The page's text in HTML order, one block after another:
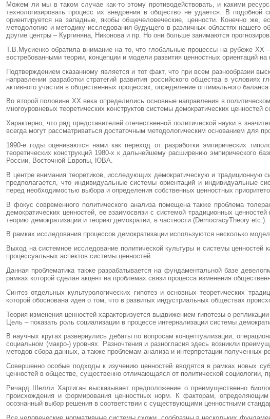
Можем ли мы в таком случае как-то этому противодействовать, и какими
технологизировать процесс их внедрения в общество не удается. В
ориентируется на западные, якобы общечеловеческие, ценности. Конечно же,
методологию и методику исследования будущего в различных областях
другие центры – Кургиняна, Никонова и пр. Но они больше занимаются
Т.В.Мусиенко обратила внимание на то, что глобальные процессы на рубеже ХХ
востребованными теории, концепции и модели развития ценностных ориентаций
Подтверждением сказанному является и тот факт, что при всем разнообразии
направлении разработки стратегий развития российского общества в
активного участия в общественных процессах, определение оптимального
Во второй половине ХХ века определились основные направления в
многоуровневых теоретических конструктов системы демократических
Характерно, что ряд представителей отечественной политической науки в
всегда могут рассматриваться достаточным методологическим основанием для
1990-е годы оцениваются нами как переход от разработки эмпирических
теоретических конструкций 1980-х к дальнейшему расширению эмпирического
России, Восточной Европы, ЮВА.
В центре внимания теоретиков, исследующих демократическую и традиционную
предполагается, что индивидуальные системы ориентаций и индивидуальные
перед необходимостью выбора и определения собственных ценностных
В фокус современного политического анализа помещена также проблема
демократических ценностей, ее взаимосвязи с системой традиционных
теорию демократизации и теорию демократии, в частности (DemocracyTheory etc.).
В рамках исследования процессов демократизации используются несколько
Выход на системное исследование политической культуры и системы ценностей
процессуальных аспектов системы ценностей.
Данная проблематика также разрабатывается на фундаментальной базе
рамках которой сделан акцент на проблемах связи процесса изменения
Синтез отдельных культурологических гипотез и основных теоретических
которой обоснована идея о том, что в развитых индустриальных обществах
Теория изменения ценностей характеризуется выдвижением гипотезы о
Цель – показать роль социализации в процессе интернализации системы
В научных кругах развернулись дебаты по вопросам концептуализации,
социальном (макро-) уровнях. Разночтения и разногласия здесь возникли
методов сбора данных, а также проблемам анализа и интерпретации полученных
Совершенно особые подходы к изучению ценностей вводятся в рамках новых
ценностей в обществе, существенно отличающаяся от политической социологии,
Ричард Шелли Хартиган высказывает предположение о преимущественно
происхождения и формирования ценностных норм. К факторам,
осознанный выбор решения в соответствии с существующими ценностными